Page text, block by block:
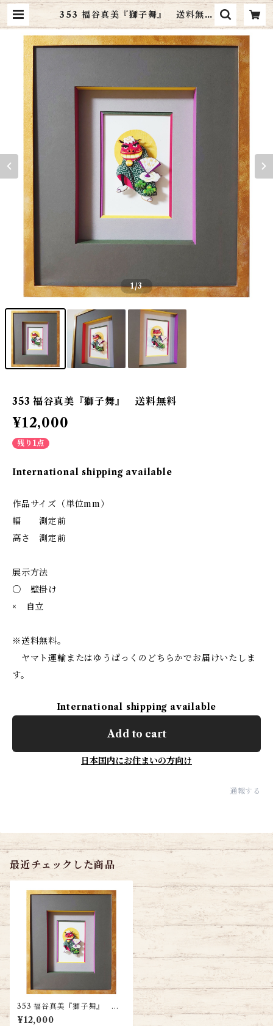
353 福谷真美『獅子舞』 送料無料
| art cottage シャドーボックス通
販
1/3
353 福谷真美『獅子舞』 送料無料
¥12,000
残り1点
International shipping available
作品サイズ（単位mm）
幅 測定前
高さ 測定前
展示方法
○ 壁掛け
× 自立
※送料無料。
ヤマト運輸またはゆうぱっくのどちらかでお届けいたしま
す。
International shipping available
Add to cart
日本国内にお住まいの方向け
通報する
最近チェックした商品
353 福谷真美『獅子舞』 送
料無料
¥12,000